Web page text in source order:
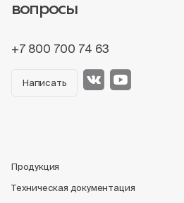
вопросы
+7 800 700 74 63
Написать
Продукция
Техническая документация